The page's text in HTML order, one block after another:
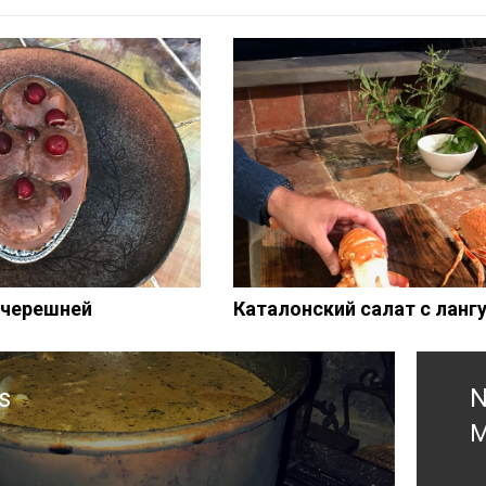
Каталонский салат с